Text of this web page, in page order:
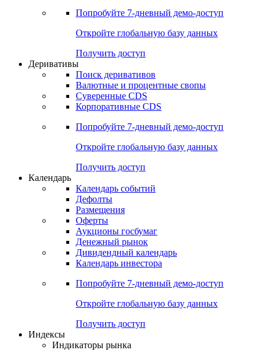
Сравнение ETF & Funds
Поиск Mutual Funds
Попробуйте7-дневный
Откройте глобальную базу данных
Получить доступ
Деривативы
Валютные и процентные свопы
Корпоративные CDS
Попробуйте7-дневный
Откройте глобальную базу данных
Получить доступ
Календарь
Календарь событий
Дефолты
Размещения
Оферты
Денежный рынок
Календарь инвестора
Попробуйте7-дневный
Откройте глобальную базу данных